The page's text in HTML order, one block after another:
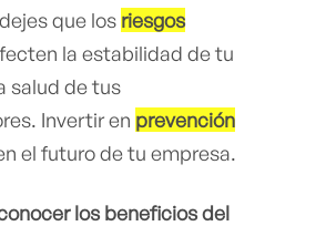
que los riesgos
la estabilidad de tu
salud de tus
Invertir en prevención
el futuro de tu empresa.
los beneficios del